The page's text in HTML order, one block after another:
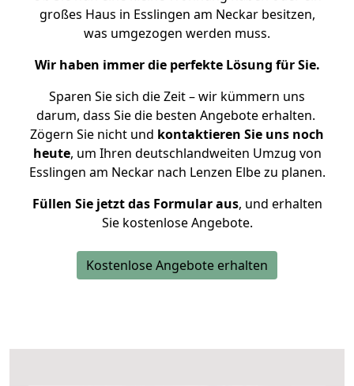
großes Haus in Esslingen am Neckar besitzen,
was umgezogen werden muss.
Wir haben immer die perfekte Lösung für Sie.
Sparen Sie sich die Zeit – wir kümmern uns
darum, dass Sie die besten Angebote erhalten.
Zögern Sie nicht und kontaktieren Sie uns noch
heute, um Ihren deutschlandweiten Umzug von
Esslingen am Neckar nach Lenzen Elbe zu planen.
Füllen Sie jetzt das Formular aus, und erhalten
Sie kostenlose Angebote.
Kostenlose Angebote erhalten